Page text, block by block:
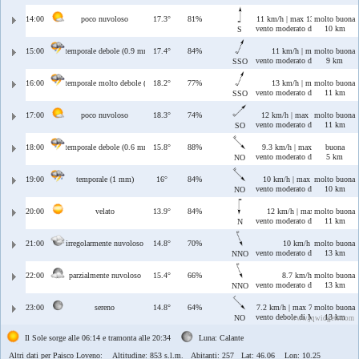
14:00 poco nuvoloso 17.3°
81%
S
11 km/h | max 13 km/h
vento moderato di Ostro
molto buona
10 km
15:00 temporale debole (0.9 mm) 17.4°
84%
SSO
11 km/h | max 14 km/h
vento moderato di Ostro/
molto buona
9 km
16:00 temporale molto debole (0.1 mm)
18.2°
77%
SSO
13 km/h | max 13 km/h
vento moderato di Ostro/
molto buona
11 km
17:00 poco nuvoloso 18.3°
74%
SO
12 km/h | max 17 km/h
vento moderato di Libeccio
molto buona
11 km
18:00 temporale debole (0.6 mm) 15.8°
88%
NO
9.3 km/h | max 15 km/h
vento moderato di Maestrale
buona
5 km
19:00 temporale (1 mm) 16°
84%
NO
10 km/h | max 14 km/h
vento moderato di Maestrale
molto buona
10 km
20:00 velato 13.9°
84%
N
12 km/h | max 19 km/h
vento moderato di Tramontana
molto buona
11 km
21:00 irregolarmente nuvoloso 14.8°
70%
NNO
10 km/h | max 13 km/
vento moderato di Maestrale/
molto buona
13 km
22:00 parzialmente nuvoloso 15.4°
66%
NNO
8.7 km/h | max 10 km/
vento moderato di Maestrale/
molto buona
13 km
23:00 sereno 14.8°
64%
NO
7.2 km/h | max 7.7 km/h
vento debole di Maestrale
molto buona
13 km
www.jqwidgets.com
Il Sole sorge alle 06:14 e tramonta alle 20:34
Luna: Calante
Altri dati per Paisco Loveno: Altitudine: 853 s.l.m. Abitanti: 257 Lat: 46.06 Lon: 10.25